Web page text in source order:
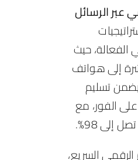
عبر الرسائل
الفعالة، حيث
إلى هواتف
تسليم
الفور، مع
98%.
الرقمي السريع،